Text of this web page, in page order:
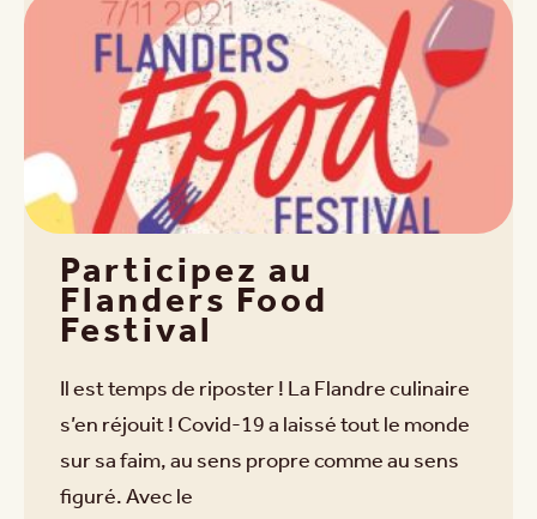
Participez au
Flanders Food
Festival
Il est temps de riposter ! La Flandre culinaire
s’en réjouit ! Covid-19 a laissé tout le monde
sur sa faim, au sens propre comme au sens
figuré. Avec le